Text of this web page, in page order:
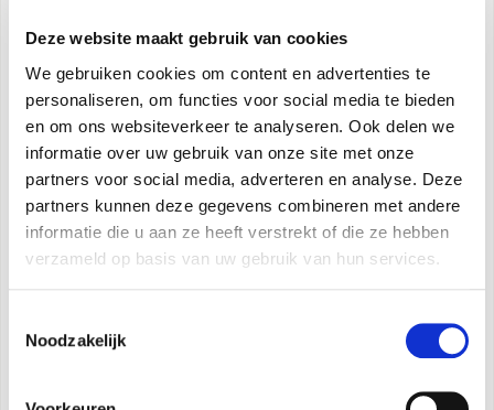
Deze website maakt gebruik van cookies
We gebruiken cookies om content en advertenties te
personaliseren, om functies voor social media te bieden
en om ons websiteverkeer te analyseren. Ook delen we
informatie over uw gebruik van onze site met onze
partners voor social media, adverteren en analyse. Deze
partners kunnen deze gegevens combineren met andere
informatie die u aan ze heeft verstrekt of die ze hebben
verzameld op basis van uw gebruik van hun services.
Noodzakelijk
Specificaties
Koelcapaciteit:9.000 BTU/uur*
Nominale koelcapaciteit:2,3 kW**
Energieklasse:A
Geluidsvermogen:dB (A) 63
Nominale energie-efficiëntie-index: EER 2,65**
Multifunctionele afstandsbediening